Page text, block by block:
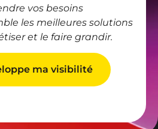
vos besoins
les meilleures solutions
et le faire grandir.
ma visibilité